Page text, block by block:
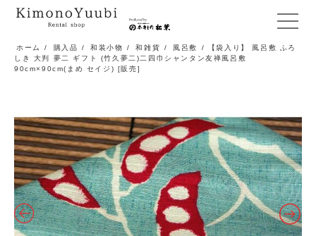
メ
ニ
ホーム / 購入品 / 和装小物 / 和雑貨 / 風呂敷
/ 【袋入り】 風呂敷 ふろ
しき 大判 夢二 ギフト (竹久夢二)二四巾シャンタン友禅風呂敷
90cm×90cm(まめ セイジ) [販売]